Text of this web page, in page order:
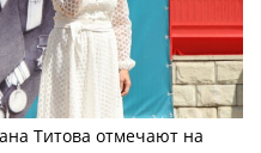
Титова отмечают на